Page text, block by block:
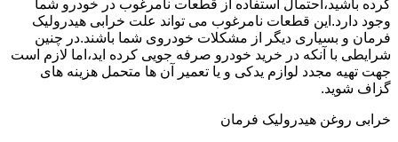
کرده باشید،احتمال استفاده از قطعات نامرغوب در خودرو شما
وجود دارد.این قطعات نامرغوب می تواند علت خرابی هیدرولیک
فرمان و بسیاری دیگر از مشکلات خودروی شما باشند.در چنین
شرایطی با آنکه در خرید خودرو صرفه جویی کرده اید،اما لازم است
جهت تهیه مجدد لوازم یدکی و یا تعمیر آن ها متحمل هزینه های
گزاف شوید.
خرابی روغن هیدرولیک فرمان